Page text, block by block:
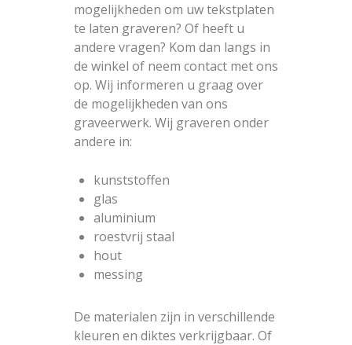
mogelijkheden om uw tekstplaten
te laten graveren? Of heeft u
andere vragen? Kom dan langs in
de winkel of neem contact met ons
op. Wij informeren u graag over
de mogelijkheden van ons
graveerwerk. Wij graveren onder
andere in:
kunststoffen
glas
aluminium
roestvrij staal
hout
messing
De materialen zijn in verschillende
kleuren en diktes verkrijgbaar. Of